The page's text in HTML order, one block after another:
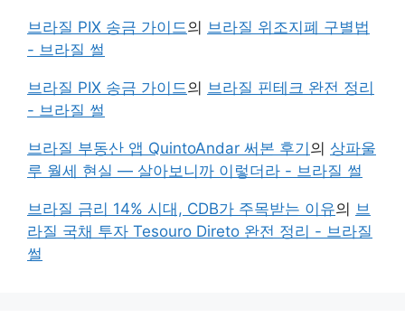
브라질 PIX 송금 가이드의 브라질 위조지폐 구별법
- 브라질 썰
브라질 PIX 송금 가이드의 브라질 핀테크 완전 정리
- 브라질 썰
브라질 부동산 앱 QuintoAndar 써본 후기 의 상파울
루 월세 현실 — 살아보니까 이렇더라 - 브라질 썰
브라질 금리 14% 시대, CDB가 주목받는 이유의 브
라질 국채 투자 Tesouro Direto 완전 정리 - 브라질
썰